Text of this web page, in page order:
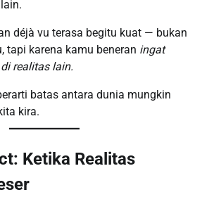
déjà vu terasa begitu kuat — bukan
tapi karena kamu beneran ingat
realitas lain.
batas antara dunia mungkin
kira.
Ketika Realitas